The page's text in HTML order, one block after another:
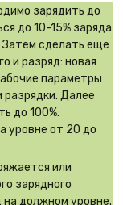
зарядить до
до 10-15% заряда
Затем сделать еще
и разряд: новая
параметры
разрядки. Далее
до 100%.
уровне от 20 до
или
зарядного
должном уровне.